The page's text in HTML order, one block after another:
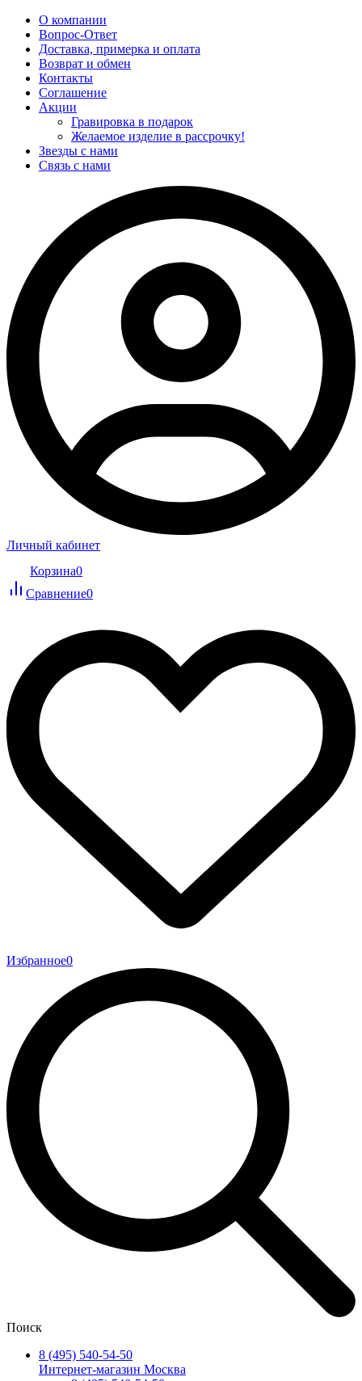
О компании
Вопрос-Ответ
Доставка, примерка и оплата
Возврат и обмен
Контакты
Соглашение
Акции
Гравировка в подарок
Желаемое изделие в рассрочку!
Звезды с нами
Связь с нами
Личный кабинет
Корзина0
Сравнение0
Избранное0
Поиск
8 (495) 540-54-50
Интернет-магазин Москва